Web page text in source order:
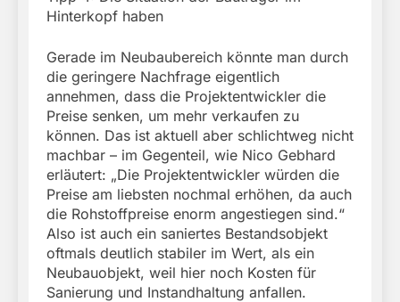
Hinterkopf haben
Gerade im Neubaubereich könnte man durch
die geringere Nachfrage eigentlich
annehmen, dass die Projektentwickler die
Preise senken, um mehr verkaufen zu
können. Das ist aktuell aber schlichtweg nicht
machbar – im Gegenteil, wie Nico Gebhard
erläutert: „Die Projektentwickler würden die
Preise am liebsten nochmal erhöhen, da auch
die Rohstoffpreise enorm angestiegen sind.“
Also ist auch ein saniertes Bestandsobjekt
oftmals deutlich stabiler im Wert, als ein
Neubauobjekt, weil hier noch Kosten für
Sanierung und Instandhaltung anfallen.